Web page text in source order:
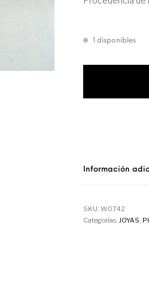
1 disponibles
Información
SKU: W0742
Categorías: JOYAS